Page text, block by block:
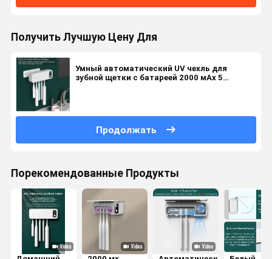
Получить Лучшую Цену Для
Умный автоматический UV чехль для
зубной щетки с батареей 2000 мАх 5
Продолжать
Порекомендованные Продукты